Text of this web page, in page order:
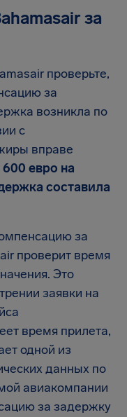
за
проверьте,
за
возникла по
с
вправе
евро на
составила
за
проверит время
Это
заявки на
время прилета,
одной из
данных по
авиакомпании
за задержку